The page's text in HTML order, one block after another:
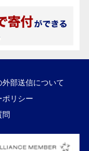
部送信について
ポリシー
問